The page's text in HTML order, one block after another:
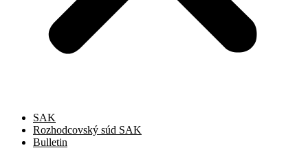
SAK
Rozhodcovský súd SAK
Bulletin